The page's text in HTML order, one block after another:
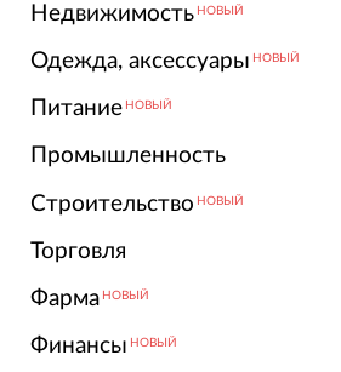
Недвижимость НОВЫЙ
Одежда, аксессуары НОВЫЙ
Питание НОВЫЙ
Промышленность
Строительство НОВЫЙ
Торговля
Фарма НОВЫЙ
Финансы НОВЫЙ